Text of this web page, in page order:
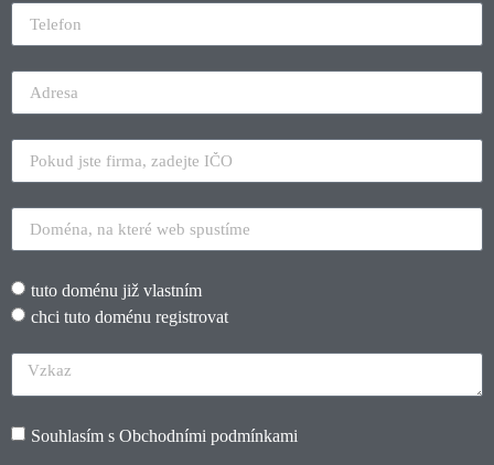
tuto doménu již vlastním
chci tuto doménu registrovat
Souhlasím s Obchodními podmínkami